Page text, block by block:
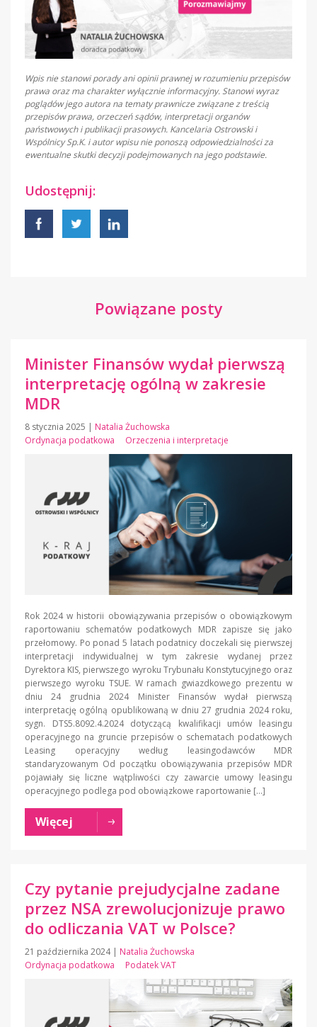
Wpis nie stanowi porady ani opinii prawnej w rozumieniu przepisów
prawa oraz ma charakter wyłącznie informacyjny. Stanowi wyraz
poglądów jego autora na tematy prawnicze związane z treścią
przepisów prawa, orzeczeń sądów, interpretacji organów
państwowych i publikacji prasowych. Kancelaria Ostrowski i
Wspólnicy Sp.K. i autor wpisu nie ponoszą odpowiedzialności za
ewentualne skutki decyzji podejmowanych na jego podstawie.
Udostępnij:
Powiązane posty
Minister Finansów wydał pierwszą
interpretację ogólną w zakresie
MDR
8 stycznia 2025 | Natalia Żuchowska
Ordynacja podatkowa
Orzeczenia i interpretacje
Rok 2024 w historii obowiązywania przepisów o obowiązkowym
raportowaniu schematów podatkowych MDR zapisze się jako
przełomowy. Po ponad 5 latach podatnicy doczekali się pierwszej
interpretacji indywidualnej w tym zakresie wydanej przez
Dyrektora KIS, pierwszego wyroku Trybunału Konstytucyjnego oraz
pierwszego wyroku TSUE. W ramach gwiazdkowego prezentu w
dniu 24 grudnia 2024 Minister Finansów wydał pierwszą
interpretację ogólną opublikowaną w dniu 27 grudnia 2024 roku,
sygn. DTS5.8092.4.2024 dotyczącą kwalifikacji umów leasingu
operacyjnego na gruncie przepisów o schematach podatkowych
Leasing operacyjny według leasingodawców MDR
standaryzowanym Od początku obowiązywania przepisów MDR
pojawiały się liczne wątpliwości czy zawarcie umowy leasingu
operacyjnego podlega pod obowiązkowe raportowanie […]
Więcej
Czy pytanie prejudycjalne zadane
przez NSA zrewolucjonizuje prawo
do odliczania VAT w Polsce?
21 października 2024 | Natalia Żuchowska
Ordynacja podatkowa
Podatek VAT